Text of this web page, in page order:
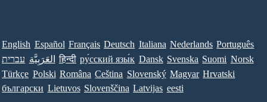
English Español Français Deutsch Italiana Nederlands Português
עברית العَرَبِيَّة हिन्दी ру́сский язы́к Dansk Svenska Suomi Norsk
Türkçe Polski Româna Ceština Slovenský Magyar Hrvatski
български Lietuvos Slovenščina Latvijas eesti